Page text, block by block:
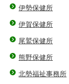
伊勢保健所
伊賀保健所
尾鷲保健所
熊野保健所
北勢福祉事務所